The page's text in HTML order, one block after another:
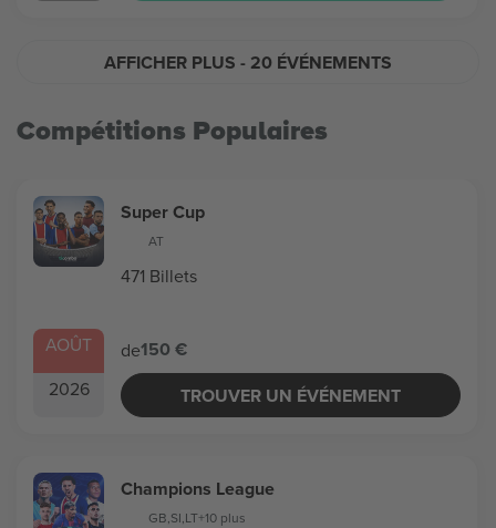
AFFICHER PLUS - 20 ÉVÉNEMENTS
Compétitions Populaires
AOÛT
2026
Super Cup
AT
471 Billets
de150 €
TROUVER UN ÉVÉNEMENT
Champions League
GB,SI,LT+10 plus